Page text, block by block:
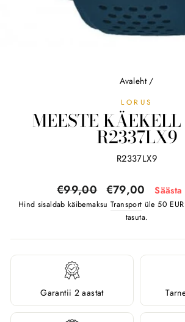
Avaleht /
LORUS
MEESTE
R2337LX9
R2337LX9
Tavahind
€99,00 Soodushind
€79,00
Hind sisaldab käibemaksuTransport üle 50
tasuta.
Garantii 2 aastat